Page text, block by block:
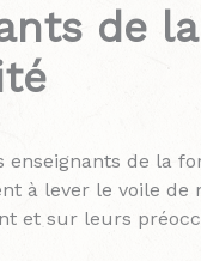
de
de la
à lever le voile
et sur leurs